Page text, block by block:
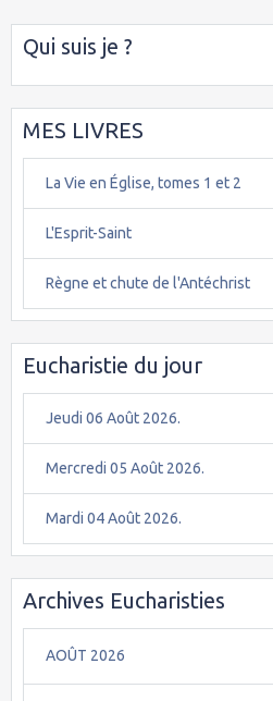
Qui suis je ?
MES LIVRES
La Vie en Église, tomes 1 et 2
L'Esprit-Saint
Règne et chute de l'Antéchrist
Eucharistie du jour
Jeudi 06 Août 2026.
Mercredi 05 Août 2026.
Mardi 04 Août 2026.
Archives Eucharisties
AOÛT 2026